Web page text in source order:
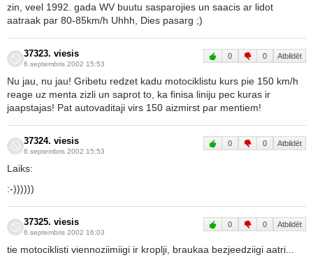
zin, veel 1992. gada WV buutu sasparojies un saacis ar lidot
aatraak par 80-85km/h Uhhh, Dies pasarg ;)
37323. viesis
6.septembris 2002 15:53
0 0 Atbildēt
Nu jau, nu jau! Gribetu redzet kadu motociklistu kurs pie 150 km/h
reage uz menta zizli un saprot to, ka finisa liniju pec kuras ir
jaapstajas! Pat autovaditaji virs 150 aizmirst par mentiem!
37324. viesis
6.septembris 2002 15:53
0 0 Atbildēt
Laiks:
:-))))))
37325. viesis
6.septembris 2002 16:03
0 0 Atbildēt
tie motociklisti viennoziimiigi ir kroplji, braukaa bezjeedziigi aatri...